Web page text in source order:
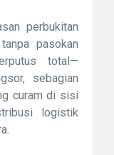
perbukitan
pasokan
total—
sebagian
curam di sisi
logistik